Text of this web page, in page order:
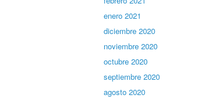
enero 2021
diciembre 2020
noviembre 2020
octubre 2020
septiembre 2020
agosto 2020